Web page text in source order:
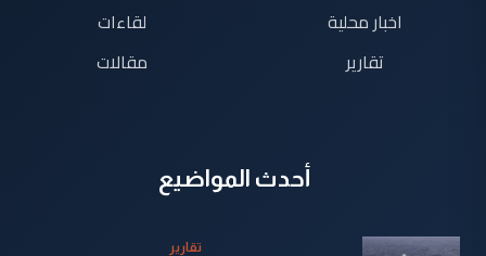
اخبار محلية
تقارير
لقاءات
مقالات
أحدث المواضيع
تقارير